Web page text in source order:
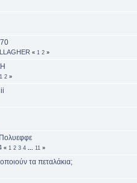
« 1 2 »
1 2 »
« 1 2 3 4 11 »
τα πεταλάκια;